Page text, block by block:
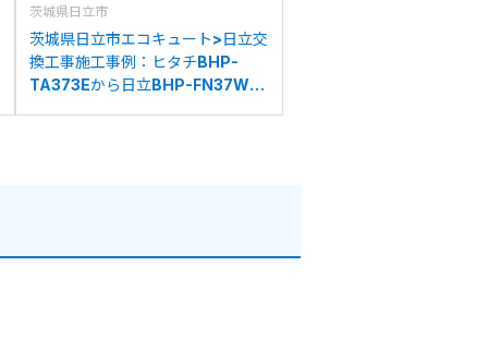
茨城県日立市
茨城県日立市エコキュート>日立交
換工事施工事例：ヒタチBHP-
TA373Eから日立BHP-FN37WU